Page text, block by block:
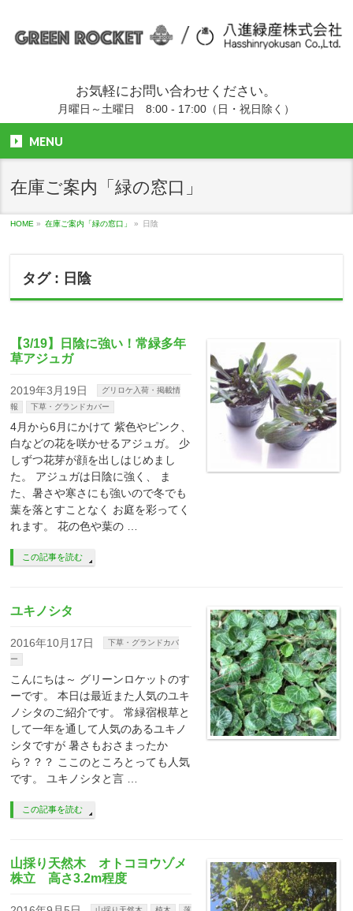
お気軽にお問い合わせください。
月曜日～土曜日 8:00 - 17:00（日・祝日除く）
MENU
在庫ご案内「緑の窓口」
HOME » 在庫ご案内「緑の窓口」 » 日陰
タグ : 日陰
【3/19】日陰に強い！常緑多年
草アジュガ
2019年3月19日
グリロケ入荷・掲載情
報
下草・グランドカバー
4月から6月にかけて 紫色やピンク、
白などの花を咲かせるアジュガ。 少
しずつ花芽が顔を出しはじめまし
た。 アジュガは日陰に強く、 ま
た、暑さや寒さにも強いので冬でも
葉を落とすことなく お庭を彩ってく
れます。 花の色や葉の …
この記事を読む
ユキノシタ
2016年10月17日
下草・グランドカバ
ー
こんにちは～ グリーンロケットのす
ーです。 本日は最近また人気のユキ
ノシタのご紹介です。 常緑宿根草と
して一年を通して人気のあるユキノ
シタですが 暑さもおさまったか
ら？？？ ここのところとっても人気
です。 ユキノシタと言 …
この記事を読む
山採り天然木 オトコヨウゾメ
株立 高さ3.2m程度